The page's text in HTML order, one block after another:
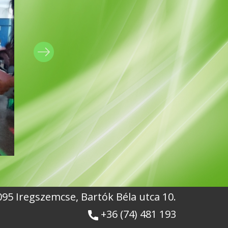
Iregszemcse, Bartók Béla utca 10.
+36 (74) 481 193